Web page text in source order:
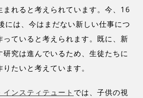
まれると考えられています。今、16
には、今はまだない新しい仕事につ
っていると考えられます。既に、新
研究は進んでいるため、生徒たちに
たいと考えています。
ンスティテュート では、子供の視